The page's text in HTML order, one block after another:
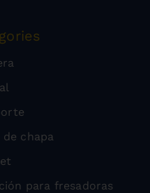
de chapa
para fresadoras